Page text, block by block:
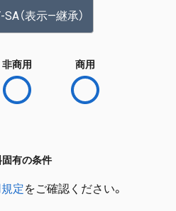
SA（表示—継承）
非商用 商用
固有の条件
定をご確認ください。